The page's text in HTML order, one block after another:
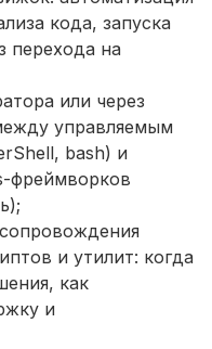
кода, запуска
перехода на
или через
управляемым
bash) и
фреймворков
и утилит: когда
как
и